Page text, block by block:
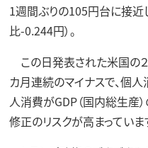
1週間ぶりの105円台に接近
比-0.244円）。
この日発表された米国の
カ月連続のマイナスで、個
人消費がGDP（国内総生産
修正のリスクが高まっていま